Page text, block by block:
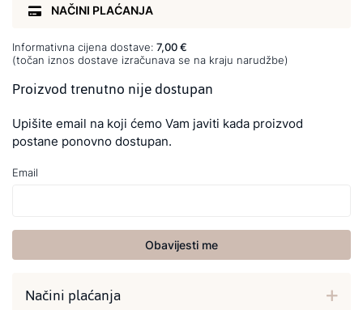
NAČINI PLAĆANJA
Informativna cijena dostave: 7,00 €
(točan iznos dostave izračunava se na kraju narudžbe)
Proizvod trenutno nije dostupan
Upišite email na koji ćemo Vam javiti kada proizvod
postane ponovno dostupan.
Email
Obavijesti me
Načini plaćanja